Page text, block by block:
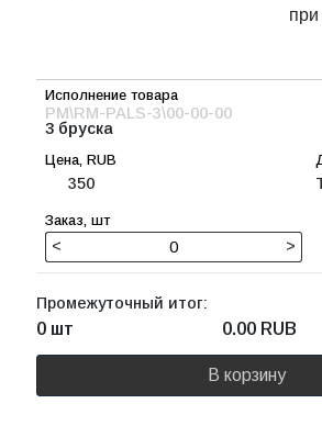
при
РМ\RM-PALS-3\00-00-00
3 бруска
350
< >
Промежуточный итог:
0 шт 0.00 RUB
В корзину